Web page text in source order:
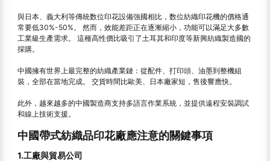
與日本、義大利等傳統数位印花設備強國相比，数位紡織印花機的價格通
常要低30%-50%。 然而，效能差距正在逐漸縮小，功能可以滿足大多數
工業級生產需求。 這種高性價比吸引了土耳其和印度等新興紡織製造國的
採購。
中國擁有世界上最完整的紡織產業鏈：從配件、打印頭、油墨到整機組
裝，全部在當地完成。 交貨時間比歐美、日本廠家短，售後響應快。
此外，越來越多的中國製造商支持多語言作業系統，並提供遠程安裝調試
和線上技術支援。
中國帶式紡織品印花廠應注意的關鍵事項
1.工廠與貿易公司